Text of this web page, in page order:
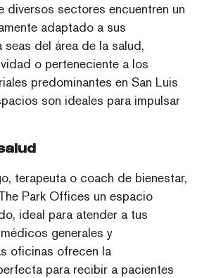
diversos sectores encuentren un
adaptado a sus
seas del área de la salud,
o perteneciente a los
predominantes en San Luis
son ideales para impulsar
terapeuta o coach de bienestar,
Park Offices un espacio
ideal para atender a tus
generales y
oficinas ofrecen la
para recibir a pacientes